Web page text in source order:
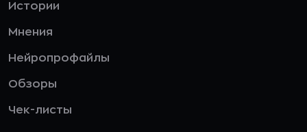
Истории
Мнения
Нейропрофайлы
Обзоры
Чек-листы